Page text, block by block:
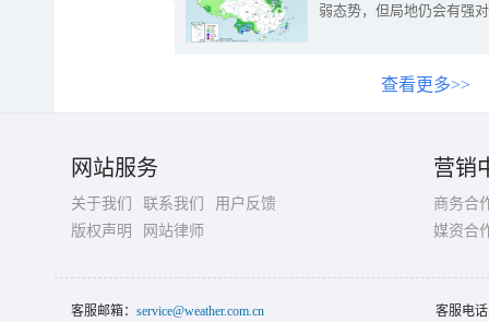
弱态势，但局地仍会有强
查看更多>>
网站服务
关于我们 联系我们
用户反馈
版权声明
网站律师
营销
商务合
媒资合
客服邮箱： service@weather.com.cn 客服电